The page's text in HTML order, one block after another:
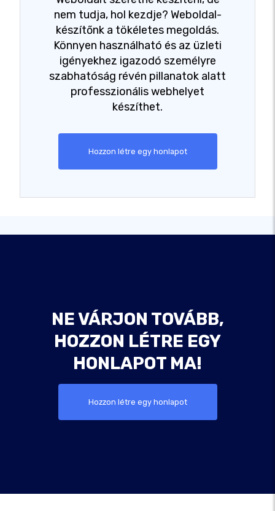
nem tudja, hol kezdje? Weboldal-
készítőnk a tökéletes megoldás.
Könnyen használható és az üzleti
igényekhez igazodó személyre
szabhatóság révén pillanatok alatt
professzionális webhelyet
készíthet.
Hozzon létre egy honlapot
NE VÁRJON TOVÁBB,
HOZZON LÉTRE EGY
HONLAPOT MA!
Hozzon létre egy honlapot